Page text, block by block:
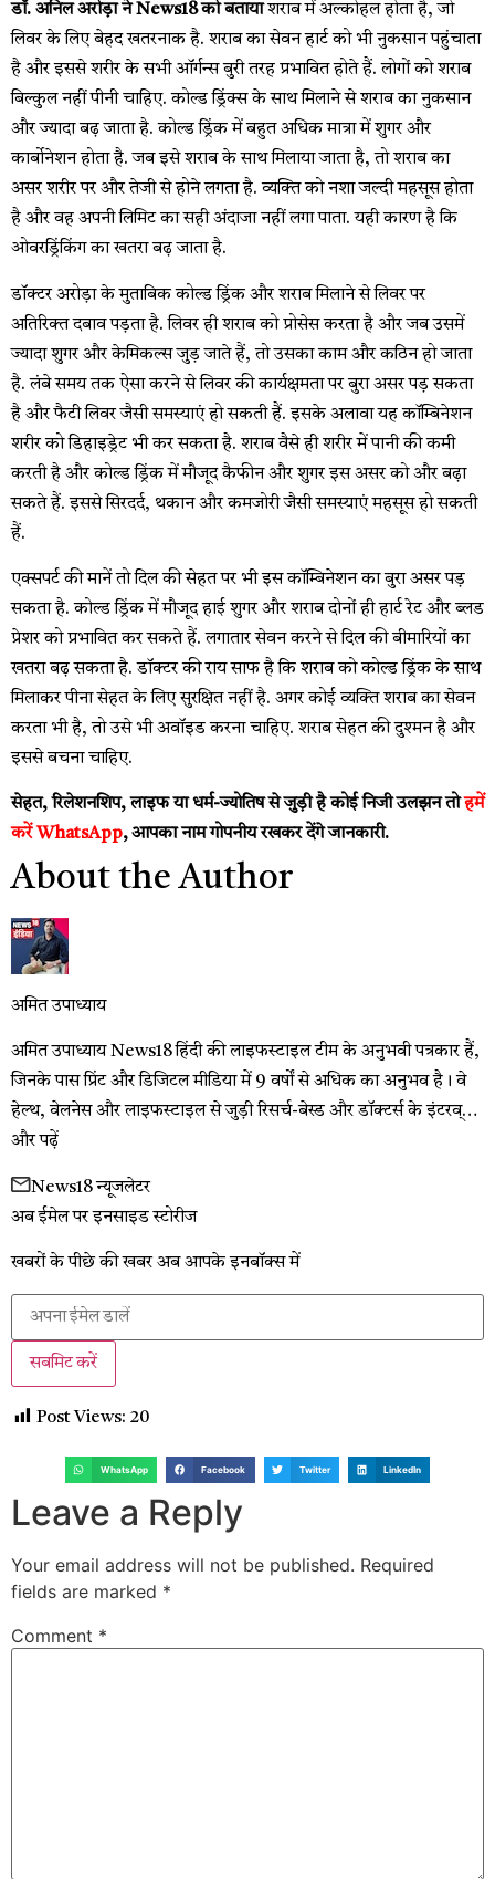
डॉ. अनिल अरोड़ा ने News18 को बतायाशराब में अल्कोहल होता है, जो
लिवर के लिए बेहद खतरनाक है. शराब का सेवन हार्ट को भी नुकसान पहुंचाता
है और इससे शरीर के सभी ऑर्गन्स बुरी तरह प्रभावित होते हैं. लोगों को शराब
बिल्कुल नहीं पीनी चाहिए. कोल्ड ड्रिंक्स के साथ मिलाने से शराब का नुकसान
और ज्यादा बढ़ जाता है. कोल्ड ड्रिंक में बहुत अधिक मात्रा में शुगर और
कार्बोनेशन होता है. जब इसे शराब के साथ मिलाया जाता है, तो शराब का
असर शरीर पर और तेजी से होने लगता है. व्यक्ति को नशा जल्दी महसूस होता
है और वह अपनी लिमिट का सही अंदाजा नहीं लगा पाता. यही कारण है कि
ओवरड्रिंकिंग का खतरा बढ़ जाता है.
डॉक्टर अरोड़ा के मुताबिक कोल्ड ड्रिंक और शराब मिलाने से लिवर पर
अतिरिक्त दबाव पड़ता है. लिवर ही शराब को प्रोसेस करता है और जब उसमें
ज्यादा शुगर और केमिकल्स जुड़ जाते हैं, तो उसका काम और कठिन हो जाता
है. लंबे समय तक ऐसा करने से लिवर की कार्यक्षमता पर बुरा असर पड़ सकता
है और फैटी लिवर जैसी समस्याएं हो सकती हैं. इसके अलावा यह कॉम्बिनेशन
शरीर को डिहाइड्रेट भी कर सकता है. शराब वैसे ही शरीर में पानी की कमी
करती है और कोल्ड ड्रिंक में मौजूद कैफीन और शुगर इस असर को और बढ़ा
सकते हैं. इससे सिरदर्द, थकान और कमजोरी जैसी समस्याएं महसूस हो सकती
हैं.
एक्सपर्ट की मानें तो दिल की सेहत पर भी इस कॉम्बिनेशन का बुरा असर पड़
सकता है. कोल्ड ड्रिंक में मौजूद हाई शुगर और शराब दोनों ही हार्ट रेट और ब्लड
प्रेशर को प्रभावित कर सकते हैं. लगातार सेवन करने से दिल की बीमारियों का
खतरा बढ़ सकता है. डॉक्टर की राय साफ है कि शराब को कोल्ड ड्रिंक के साथ
मिलाकर पीना सेहत के लिए सुरक्षित नहीं है. अगर कोई व्यक्ति शराब का सेवन
करता भी है, तो उसे भी अवॉइड करना चाहिए. शराब सेहत की दुश्मन है और
इससे बचना चाहिए.
सेहत, रिलेशनशिप, लाइफ या धर्म-ज्योतिष से जुड़ी है कोई निजी उलझन तोहमें
करें WhatsApp, आपका नाम गोपनीय रखकर देंगे जानकारी.
About the Author
अमित उपाध्याय
अमित उपाध्याय News18 हिंदी की लाइफस्टाइल टीम के अनुभवी पत्रकार हैं,
जिनके पास प्रिंट और डिजिटल मीडिया में 9 वर्षों से अधिक का अनुभव है। वे
हेल्थ, वेलनेस और लाइफस्टाइल से जुड़ी रिसर्च-बेस्ड और डॉक्टर्स के इंटरव्…
और पढ़ें
News18 न्यूजलेटर
अब ईमेल पर इनसाइड स्‍टोर‍ीज
खबरों के पीछे की खबर अब आपके इनबॉक्‍स में
सबमिट करें
Post Views: 20
WhatsApp Facebook Twitter LinkedIn
Leave a Reply
Your email address will not be published. Required
fields are marked *
Comment *